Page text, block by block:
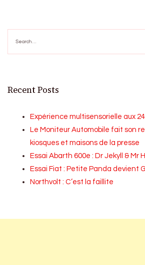
for:
Recent Posts
Expérience multisensorielle aux
Le Moniteur Automobile fait son
kiosques et maisons de la presse
Essai Abarth 600e : Dr Jekyll & Mr
Essai Fiat : Petite Panda devient
Northvolt : C’est la faillite